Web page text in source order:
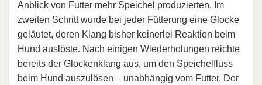
Anblick von Futter mehr Speichel produzierten. Im
zweiten Schritt wurde bei jeder Fütterung eine Glocke
geläutet, deren Klang bisher keinerlei Reaktion beim
Hund auslöste. Nach einigen Wiederholungen reichte
bereits der Glockenklang aus, um den Speichelfluss
beim Hund auszulösen – unabhängig vom Futter. Der